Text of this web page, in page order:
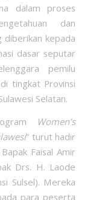
dalam proses
dan
diberikan kepada
dasar seputar
pemilu
tingkat Provinsi
Selatan.
Women’s
” turut hadir
Faisal Amir
Drs. H. Laode
Sulsel). Mereka
para peserta